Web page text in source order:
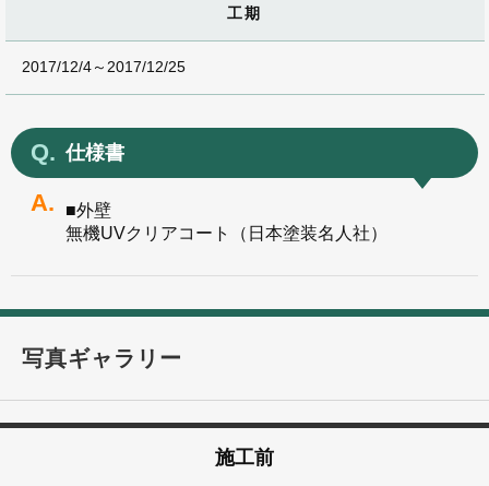
工期
2017/12/4～2017/12/25
仕様書
■外壁
無機UVクリアコート（日本塗装名人社）
写真ギャラリー
施工前